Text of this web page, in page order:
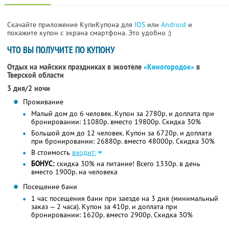
Скачайте приложение КупиКупона для IOS или Android и
покажите купон с экрана смартфона. Это удобно :)
ЧТО ВЫ ПОЛУЧИТЕ ПО КУПОНУ
Отдых на майских праздниках в экоотеле «Киногородок» в
Тверской области
3 дня/2 ночи
Проживание
Малый дом до 6 человек. Купон за 2780р. и доплата при
бронировании: 11080р. вместо 19800р. Скидка 30%
Большой дом до 12 человек. Купон за 6720р. и доплата
при бронировании: 26880р. вместо 48000р. Скидка 30%
В стоимость входит:
БОНУС:скидка 30% на питание! Всего 1330р. в день
вместо 1900р. на человека
Посещение бани
1 час посещения бани при заезде на 3 дня (минимальный
заказ — 2 часа). Купон за 410р. и доплата при
бронировании: 1620р. вместо 2900р. Скидка 30%